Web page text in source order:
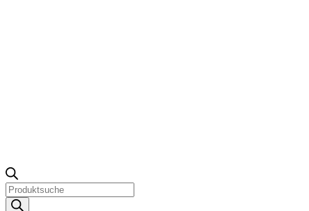
Products
search